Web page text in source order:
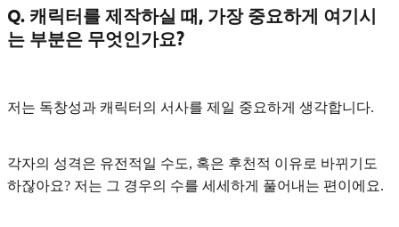
Q. 캐릭터를 제작하실 때, 가장 중요하게 여기시
는 부분은 무엇인가요?
저는 독창성과 캐릭터의 서사를 제일 중요하게 생각합니다.
각자의 성격은 유전적일 수도, 혹은 후천적 이유로 바뀌기도
하잖아요? 저는 그 경우의 수를 세세하게 풀어내는 편이에요.